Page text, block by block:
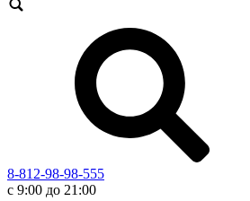
8-812-98-98-555
с 9:00 до 21:00